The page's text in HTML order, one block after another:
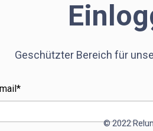
Geschützter Bereich für
© 2022